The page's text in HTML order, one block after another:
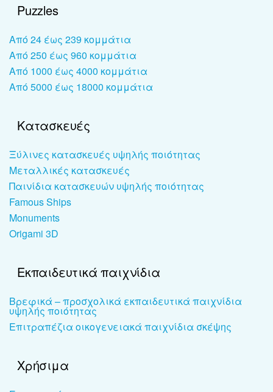
Puzzles
Από 24 έως 239 κομμάτια
Από 250 έως 960 κομμάτια
Από 1000 έως 4000 κομμάτια
Από 5000 έως 18000 κομμάτια
Κατασκευές
Ξύλινες κατασκευές υψηλής ποιότητας
Μεταλλικές κατασκευές
Παινίδια κατασκευών υψηλής ποιότητας
Famous Ships
Monuments
Origami 3D
Εκπαιδευτικά παιχνίδια
Βρεφικά – προσχολικά εκπαιδευτικά παιχνίδια
υψηλής ποιότητας
Επιτραπέζια οικογενειακά παιχνίδια σκέψης
Χρήσιμα